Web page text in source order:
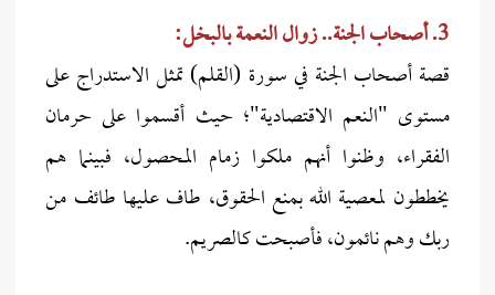
3. أصحاب الجنة.. زوال النعمة بالبخل:
قصة أصحاب الجنة في سورة (القلم) تمثل الاستدراج على
مستوى "النعم الاقتصادية"؛ حيث أقسموا على حرمان
الفقراء، وظنوا أنهم ملكوا زمام المحصول، فبينما هم
يخططون لمعصية الله بمنع الحقوق، طاف عليها طائف من
ربك وهم نائمون، فأصبحت كالصريم.